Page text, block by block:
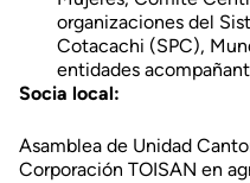
organizaciones del
Cotacachi (SPC),
entidades
Socia local:
Asamblea de Unidad
Corporación TOISAN en